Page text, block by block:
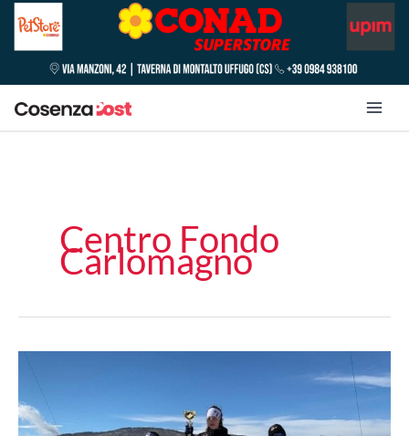
Centro Fondo
Carlomagno